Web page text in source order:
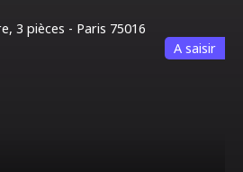
A saisir